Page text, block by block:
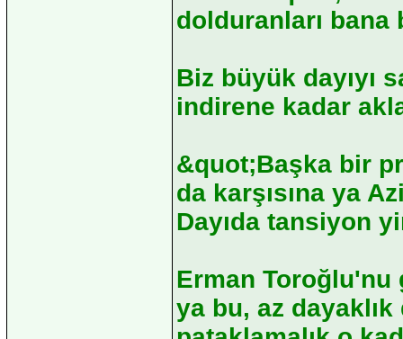
dolduranları
Biz büyük dayıyı
indirene kadar
&quot;Başka bir
da karşısına ya
Dayıda tansiyon
Erman
ya bu, az